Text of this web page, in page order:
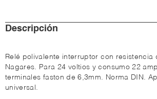
Descripción
Relé polivalente interruptor con resistencia
Nagares. Para 24 voltios y consumo 22
terminales faston de 6,3mm. Norma DIN.
universal.